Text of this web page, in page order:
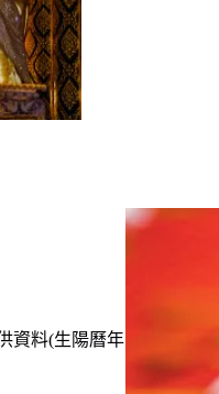
資料(生陽曆年